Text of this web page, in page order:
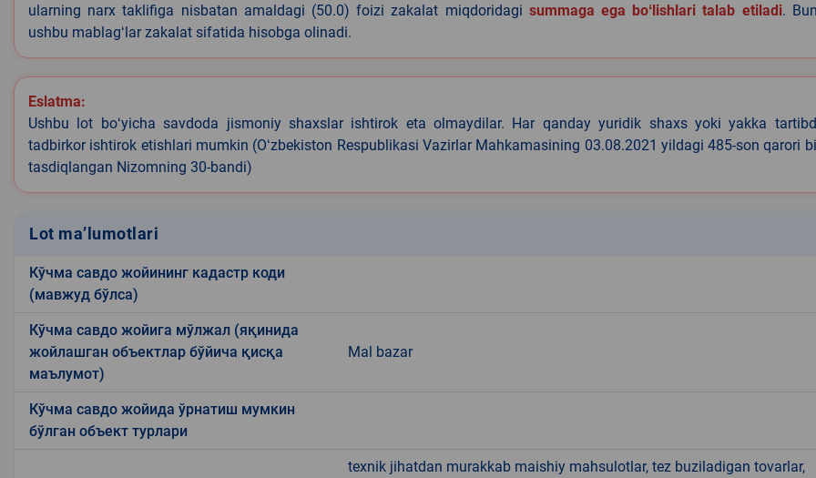
ularning narx taklifiga nisbatan amaldagi (50.0) foizi zakalat miqdoridagi summaga ega boʻlishlari talab etiladi.
ushbu mablagʻlar zakalat sifatida hisobga olinadi.
Eslatma:
Ushbu lot boʻyicha savdoda jismoniy shaxslar ishtirok eta olmaydilar. Har qanday yuridik shaxs yoki yakka
tadbirkor ishtirok etishlari mumkin (Oʻzbekiston Respublikasi Vazirlar Mahkamasining 03.08.2021 yildagi 485-son qarori
tasdiqlangan Nizomning 30-bandi)
Lot ma’lumotlari
Кўчма савдо жойининг кадастр коди
(мавжуд бўлса)
Кўчма савдо жойига мўлжал (яқинида
жойлашган объектлар бўйича қисқа
маълумот)
Mal bazar
Кўчма савдо жойида ўрнатиш мумкин
бўлган объект турлари
texnik jihatdan murakkab maishiy mahsulotlar, tez buziladigan tovarlar,